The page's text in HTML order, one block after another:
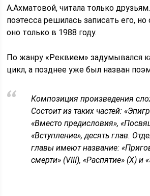
А.Ахматовой, читала только
поэтесса решилась записать его, но
оно только в 1988 году.
По жанру «Реквием» задумывался
цикл, а позднее уже был назван
Композиция произведения
Состоит из таких частей:
«Вместо предисловия»,
«Вступление», десять глав.
главы имеют название:
смерти» (VIII), «Распятие» (X) и